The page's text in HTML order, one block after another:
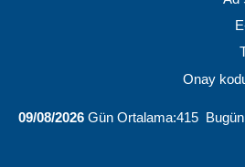
Onay
09/08/2026 Gün Ortalama:415